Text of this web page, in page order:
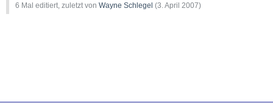
6 Mal editiert, zuletzt von Wayne Schlegel (3. April 2007)